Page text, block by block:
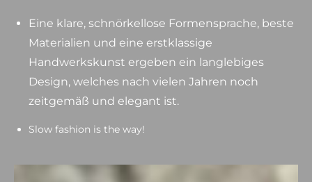
Eine klare, schnörkellose Formensprache, beste
Materialien und eine erstklassige
Handwerkskunst ergeben ein langlebiges
Design, welches nach vielen Jahren noch
zeitgemäß und elegant ist.
Slow fashion is the way!